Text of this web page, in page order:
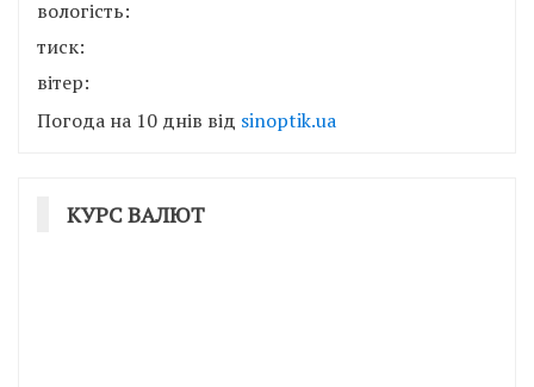
вологість:
тиск:
вітер:
Погода на 10 днів від sinoptik.ua
КУРС ВАЛЮТ